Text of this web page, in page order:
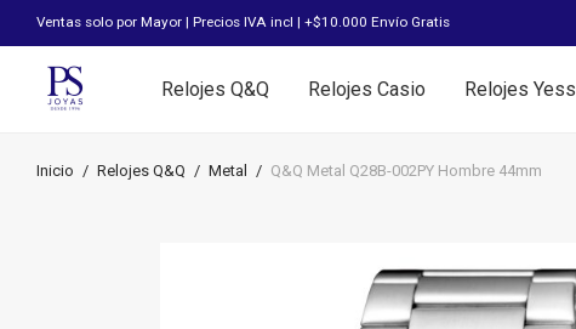
Ventas solo por Mayor | Precios IVA incl | +$10.000 Envío Gratis
Relojes Q&Q Relojes Casio Relojes Yess
Inicio / Relojes Q&Q / Metal / Q&Q Metal Q28B-002PY Hombre 44mm